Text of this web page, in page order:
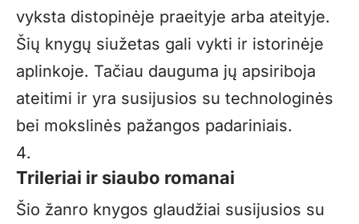
vyksta distopinėje praeityje arba ateityje.
Šių knygų siužetas gali vykti ir istorinėje
aplinkoje. Tačiau dauguma jų apsiriboja
ateitimi ir yra susijusios su technologinės
bei mokslinės pažangos padariniais.
Trileriai ir siaubo romanai
Šio žanro knygos glaudžiai susijusios su